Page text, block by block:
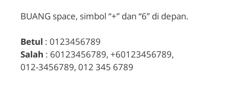
BUANG space, simbol “+” dan “6” di depan.
Betul : 0123456789
Salah : 60123456789, +60123456789,
012-3456789, 012 345 6789